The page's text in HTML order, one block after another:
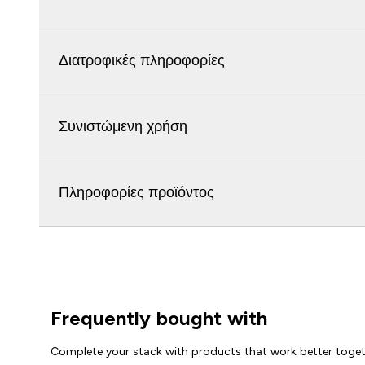
Διατροφικές πληροφορίες
Συνιστώμενη χρήση
Πληροφορίες προϊόντος
Frequently bought with
Complete your stack with products that work better